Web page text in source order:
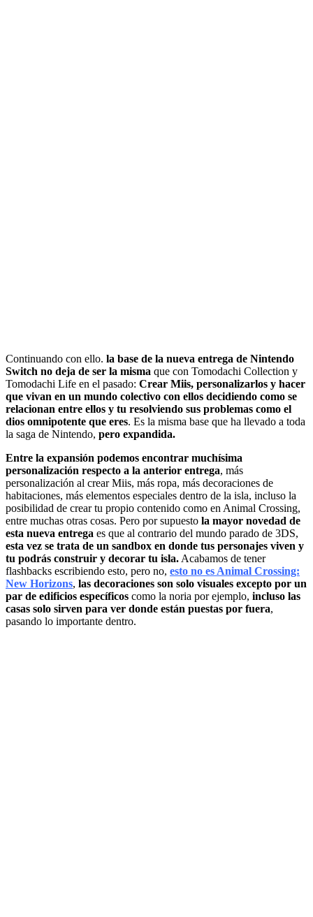
Continuando con ello. la base de la nueva entrega de Nintendo
Switch no deja de ser la misma que con Tomodachi Collection y
Tomodachi Life en el pasado: Crear Miis, personalizarlos y hacer
que vivan en un mundo colectivo con ellos decidiendo como se
relacionan entre ellos y tu resolviendo sus problemas como el
dios omnipotente que eres. Es la misma base que ha llevado a toda
la saga de Nintendo, pero expandida.
Entre la expansión podemos encontrar muchísima
personalización respecto a la anterior entrega, más
personalización al crear Miis, más ropa, más decoraciones de
habitaciones, más elementos especiales dentro de la isla, incluso la
posibilidad de crear tu propio contenido como en Animal Crossing,
entre muchas otras cosas. Pero por supuesto la mayor novedad de
esta nueva entrega es que al contrario del mundo parado de 3DS,
esta vez se trata de un sandbox en donde tus personajes viven y
tu podrás construir y decorar tu isla. Acabamos de tener
flashbacks escribiendo esto, pero no, esto no es Animal Crossing:
New Horizons, las decoraciones son solo visuales excepto por un
par de edificios específicos como la noria por ejemplo, incluso las
casas solo sirven para ver donde están puestas por fuera,
pasando lo importante dentro.